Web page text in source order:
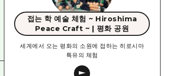
접는 학 예술 체험 ~ Hiroshima
Peace Craft ~ | 평화 공원
세계에서 오는 평화의 소원에 접하는 히로시마
특유의 체험